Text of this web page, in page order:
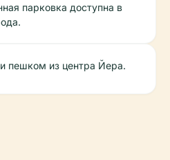
парковка доступна в
пешком из центра Йера.